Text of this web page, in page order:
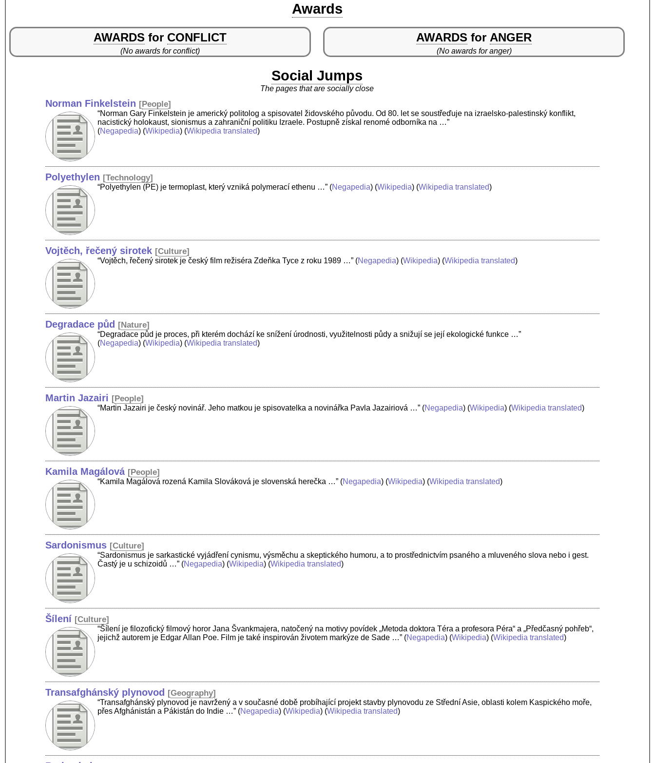
Awards
AWARDS for CONFLICT
(No awards for conflict)
AWARDS for ANGER
(No awards for anger)
Social Jumps
The pages that are socially close
Norman Finkelstein [People]
“Norman Gary Finkelstein je americký politolog a spisovatel židovského původu. Od 80. let se soustřeďuje na izraelsko-palestinský konflikt,
nacistický holokaust, sionismus a zahraniční politiku Izraele. Postupně získal renomé odborníka na …”
(Negapedia) (Wikipedia) (Wikipedia translated)
Polyethylen [Technology]
“Polyethylen (PE) je termoplast, který vzniká polymerací ethenu …” (Negapedia) (Wikipedia) (Wikipedia translated)
Vojtěch, řečený sirotek [Culture]
“Vojtěch, řečený sirotek je český film režiséra Zdeňka Tyce z roku 1989 …” (Negapedia) (Wikipedia) (Wikipedia translated)
Degradace půd [Nature]
“Degradace půd je proces, při kterém dochází ke snížení úrodnosti, využitelnosti půdy a snižují se její ekologické funkce …”
(Negapedia) (Wikipedia) (Wikipedia translated)
Martin Jazairi [People]
“Martin Jazairi je český novinář. Jeho matkou je spisovatelka a novinářka Pavla Jazairiová …” (Negapedia) (Wikipedia) (Wikipedia translated)
Kamila Magálová [People]
“Kamila Magálová rozená Kamila Slováková je slovenská herečka …” (Negapedia) (Wikipedia) (Wikipedia translated)
Sardonismus [Culture]
“Sardonismus je sarkastické vyjádření cynismu, výsměchu a skeptického humoru, a to prostřednictvím psaného a mluveného slova nebo i gest.
Častý je u schizoidů …” (Negapedia) (Wikipedia) (Wikipedia translated)
Šílení [Culture]
“Šílení je filozofický filmový horor Jana Švankmajera, natočený na motivy povídek „Metoda doktora Téra a profesora Péra“ a „Předčasný pohřeb“,
jejichž autorem je Edgar Allan Poe. Film je také inspirován životem markýze de Sade …” (Negapedia) (Wikipedia) (Wikipedia translated)
Transafghánský plynovod [Geography]
“Transafghánský plynovod je navržený a v současné době probíhající projekt stavby plynovodu ze Střední Asie, oblasti kolem Kaspického moře,
přes Afghánistán a Pákistán do Indie …” (Negapedia) (Wikipedia) (Wikipedia translated)